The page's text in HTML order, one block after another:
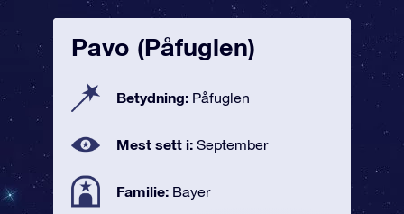
Pavo (Påfuglen)
Betydning: Påfuglen
Mest sett i: September
Familie: Bayer